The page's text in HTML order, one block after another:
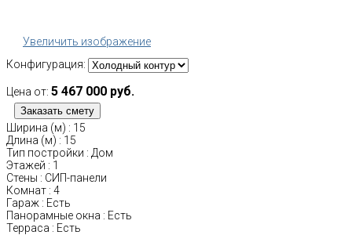
Увеличить изображение
Конфигурация:
Цена от: 5 467 000 руб.
Ширина (м) : 15
Длина (м) : 15
Тип постройки : Дом
Этажей : 1
Стены : СИП-панели
Комнат : 4
Гараж : Есть
Панорамные окна : Есть
Терраса : Есть